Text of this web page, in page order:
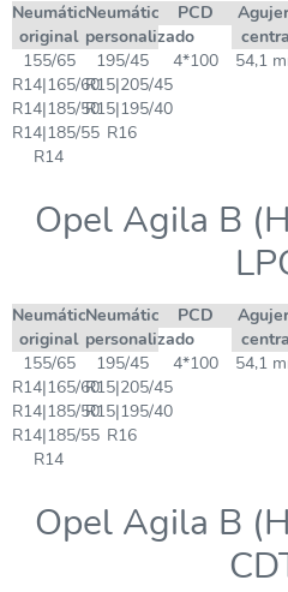
Neumático
original
Neumático
personalizado
PCD
155/65
R14|165/60
R14|185/50
R14|185/55
R14
195/45
R15|205/45
R15|195/40
R16
4*100 54,1
Opel Agila B
Neumático
original
Neumático
personalizado
PCD
155/65
R14|165/60
R14|185/50
R14|185/55
R14
195/45
R15|205/45
R15|195/40
R16
4*100 54,1
Opel Agila B